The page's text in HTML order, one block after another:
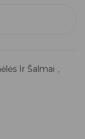
Ir Šalmai ,